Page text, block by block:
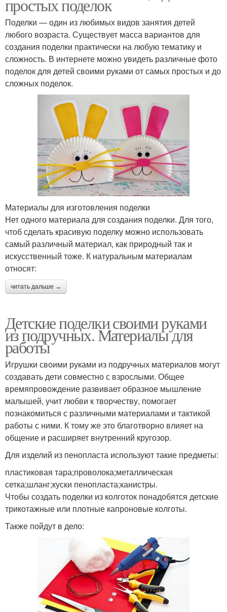
простых поделок
Поделки — один из любимых видов занятия детей
любого возраста. Существует масса вариантов для
создания поделки практически на любую тематику и
сложность. В интернете можно увидеть различные фото
поделок для детей своими руками от самых простых и до
сложных поделок.
Материалы для изготовления поделки
Нет одного материала для создания поделки. Для того,
чтоб сделать красивую поделку можно использовать
самый различный материал, как природный так и
искусственный тоже. К натуральным материалам
относят:
читать дальше →
Детские поделки своими руками
из подручных. Материалы для
работы
Игрушки своими руками из подручных материалов могут
создавать дети совместно с взрослыми. Общее
времяпровождение развивает образное мышление
малышей, учит любви к творчеству, помогает
познакомиться с различными материалами и тактикой
работы с ними. К тому же это благотворно влияет на
общение и расширяет внутренний кругозор.
Для изделий из пенопласта используют такие предметы:
пластиковая тара;проволока;металлическая
сетка;шланг;куски пенопласта;канистры.
Чтобы создать поделки из колготок понадобятся детские
трикотажные или плотные капроновые колготы.
Также пойдут в дело: